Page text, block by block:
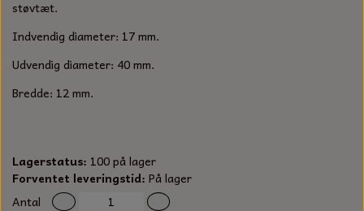
SORTIMENT
TECUMSEH
OLIE TIL SMÅMOTORER & HAVEMASKINER
SPÆNDEBÅND
BENSINSLANGE OG FILTRE
KLINGSPOR
BATTERILADEAPPARAT
KNIVE OG TILBEHØR
MEJSLER
VÆRKTØJSSÆT
støvtæt.
Indvendig diameter: 17 mm.
Udvendig diameter: 40 mm.
Bredde: 12 mm.
Lagerstatus: 100 på lager
Forventet leveringstid: På lager
Antal